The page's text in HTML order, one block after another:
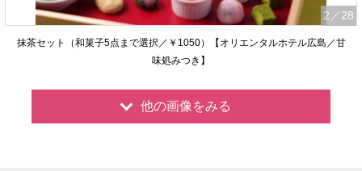
2 ／28
抹茶セット（和菓子5点まで選択／￥1050）【オリエンタルホテル広島／甘
味処みつき】
他の画像をみる